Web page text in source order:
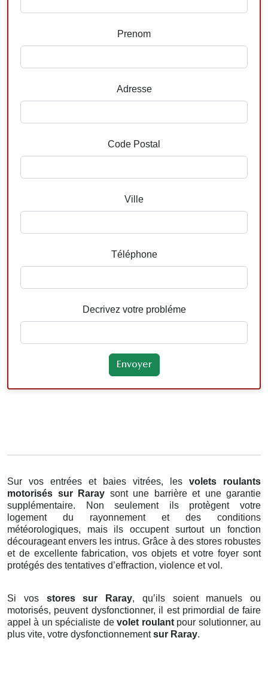
Prenom
Adresse
Code Postal
Ville
Téléphone
Decrivez votre probléme
Sur vos entrées et baies vitrées, les volets roulants
motorisés sur Raray sont une barrière et une garantie
supplémentaire. Non seulement ils protègent votre
logement du rayonnement et des conditions
météorologiques, mais ils occupent surtout un fonction
décourageant envers les intrus. Grâce à des stores robustes
et de excellente fabrication, vos objets et votre foyer sont
protégés des tentatives d’effraction, violence et vol.
Si vos stores sur Raray, qu’ils soient manuels ou
motorisés, peuvent dysfonctionner, il est primordial de faire
appel à un spécialiste devolet roulantpour solutionner, au
plus vite, votre dysfonctionnementsur Raray.